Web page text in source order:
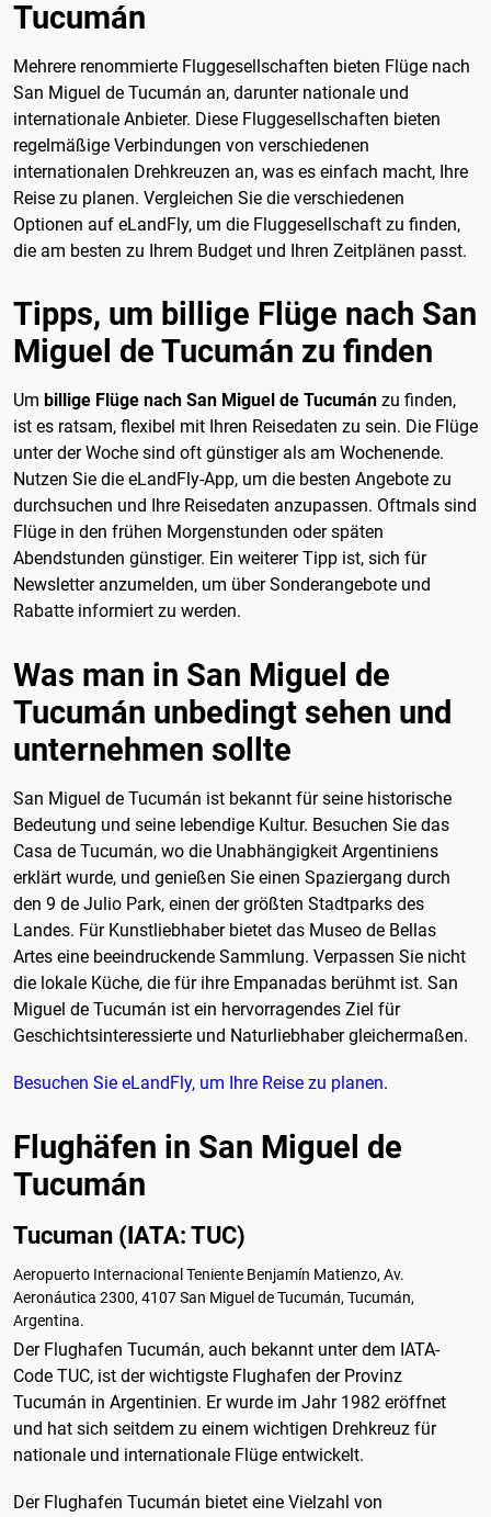
Tucumán
Mehrere renommierte Fluggesellschaften bieten Flüge nach
San Miguel de Tucumán an, darunter nationale und
internationale Anbieter. Diese Fluggesellschaften bieten
regelmäßige Verbindungen von verschiedenen
internationalen Drehkreuzen an, was es einfach macht, Ihre
Reise zu planen. Vergleichen Sie die verschiedenen
Optionen auf eLandFly, um die Fluggesellschaft zu finden,
die am besten zu Ihrem Budget und Ihren Zeitplänen passt.
Tipps, um billige Flüge nach San
Miguel de Tucumán zu finden
Um billige Flüge nach San Miguel de Tucumán zu finden,
ist es ratsam, flexibel mit Ihren Reisedaten zu sein. Die Flüge
unter der Woche sind oft günstiger als am Wochenende.
Nutzen Sie die eLandFly-App, um die besten Angebote zu
durchsuchen und Ihre Reisedaten anzupassen. Oftmals sind
Flüge in den frühen Morgenstunden oder späten
Abendstunden günstiger. Ein weiterer Tipp ist, sich für
Newsletter anzumelden, um über Sonderangebote und
Rabatte informiert zu werden.
Was man in San Miguel de
Tucumán unbedingt sehen und
unternehmen sollte
San Miguel de Tucumán ist bekannt für seine historische
Bedeutung und seine lebendige Kultur. Besuchen Sie das
Casa de Tucumán, wo die Unabhängigkeit Argentiniens
erklärt wurde, und genießen Sie einen Spaziergang durch
den 9 de Julio Park, einen der größten Stadtparks des
Landes. Für Kunstliebhaber bietet das Museo de Bellas
Artes eine beeindruckende Sammlung. Verpassen Sie nicht
die lokale Küche, die für ihre Empanadas berühmt ist. San
Miguel de Tucumán ist ein hervorragendes Ziel für
Geschichtsinteressierte und Naturliebhaber gleichermaßen.
Besuchen Sie eLandFly, um Ihre Reise zu planen.
Flughäfen in San Miguel de
Tucumán
Tucuman (IATA: TUC)
Aeropuerto Internacional Teniente Benjamín Matienzo, Av.
Aeronáutica 2300, 4107 San Miguel de Tucumán, Tucumán,
Argentina.
Der Flughafen Tucumán, auch bekannt unter dem IATA-
Code TUC, ist der wichtigste Flughafen der Provinz
Tucumán in Argentinien. Er wurde im Jahr 1982 eröffnet
und hat sich seitdem zu einem wichtigen Drehkreuz für
nationale und internationale Flüge entwickelt.
Der Flughafen Tucumán bietet eine Vielzahl von